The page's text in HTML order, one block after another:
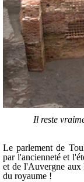
Il reste
Le parlement de
par l'ancienneté et
et de l'Auvergne aux
du royaume !